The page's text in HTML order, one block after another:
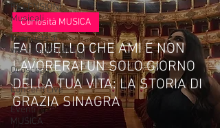
RECENSIONI
Musicali
Interviste di
webradioitaliane.it
Oroscopo
Concerti Live
Eventi
MUSICA
FAI QUELLO CHE AMI E NON
LAVORERAI UN SOLO GIORNO
DELLA TUA VITA: LA STORIA DI
GRAZIA SINAGRA
Curiosità MUSICA